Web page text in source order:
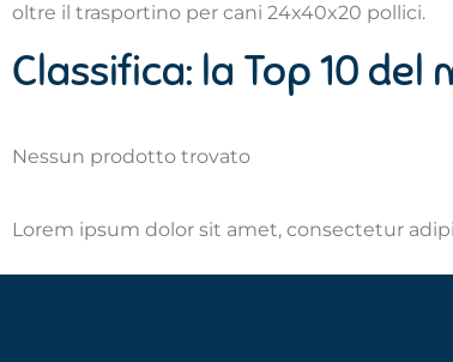
oltre il trasportino per cani 24x40x20 pollici.
Classifica: la Top 10
Nessun prodotto trovato
Lorem ipsum dolor sit amet, consectetur